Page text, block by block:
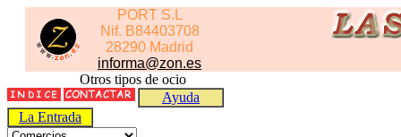
PORT S.L
Nif. B84403708
28290 Madrid
informa@zon.es
Otros tipos de ocio
Ayuda
La Entrada